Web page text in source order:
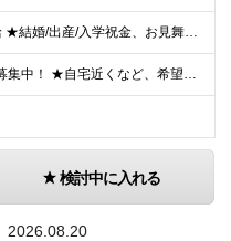
★賞与年2回支給 ★結婚/出産/入学祝金、お見舞金支給あり ★事業所ごとに異なります 【東京都】 月給284,000円～298,540円 【神奈川県/千葉県】 月給284,000円 【埼玉県】 月給2
★全国の拠点で募集中！ ★自宅近くなど、希望の勤務地を選べます！ 岩手県、宮城県、福島県、新潟県、栃木県、茨城県、埼玉県、千葉県、東京都、神奈川県、山梨県、長野県、静岡県、滋賀県、兵庫県、岡山県、広
検討中に入れる
2026.08.20